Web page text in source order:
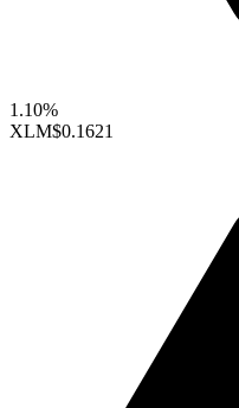
1.10%
XLM$0.1621